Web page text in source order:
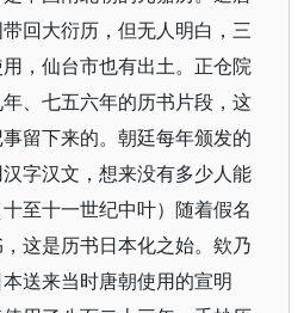
回大衍历，但无人明白，三
，仙台市也有出土。正仓院
、七五六年的历书片段，这
留下来的。朝廷每年颁发的
字汉文，想来没有多少人能
至十一世纪中叶）随着假名
这是历书日本化之始。欸乃
送来当时唐朝使用的宣明